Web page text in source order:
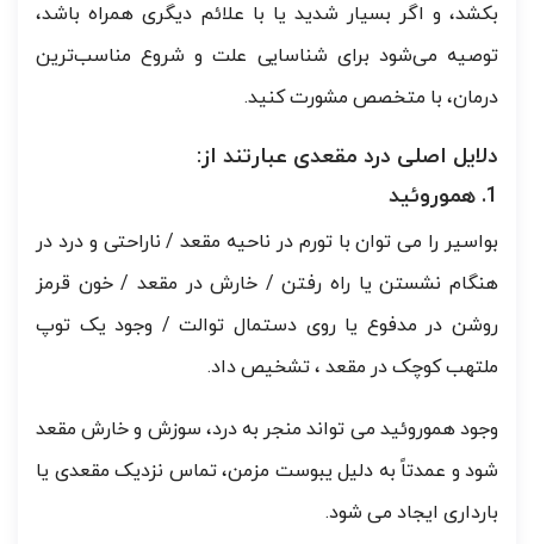
بکشد، و اگر بسیار شدید یا با علائم دیگری همراه باشد،
توصیه می‌شود برای شناسایی علت و شروع مناسب‌ترین
درمان، با متخصص مشورت کنید.
دلایل اصلی درد مقعدی عبارتند از:
1. هموروئید
بواسیر را می توان با تورم در ناحیه مقعد / ناراحتی و درد در
هنگام نشستن یا راه رفتن / خارش در مقعد / خون قرمز
روشن در مدفوع یا روی دستمال توالت / وجود یک توپ
ملتهب کوچک در مقعد ، تشخیص داد.
وجود هموروئید می تواند منجر به درد، سوزش و خارش مقعد
شود و عمدتاً به دلیل یبوست مزمن، تماس نزدیک مقعدی یا
بارداری ایجاد می شود.